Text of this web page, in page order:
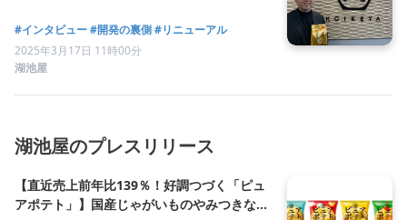
屋プライドポテト GOLD STYLE 食塩不使
用」がリニューアルした理由。
#インタビュー#開発の裏側#リニューアル
2025年3月17日 11時00分
湖池屋
湖池屋のプレスリリース
【直近売上前年比139％！好調つづく「ピュ
アポテト」】国産じゃがいものやみつきな旨